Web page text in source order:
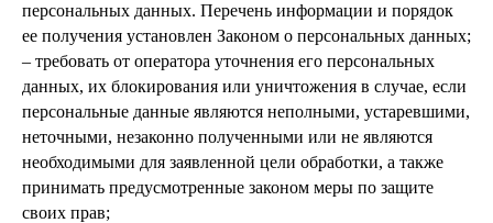
персональных данных. Перечень информации и порядок
ее получения установлен Законом о персональных данных;
– требовать от оператора уточнения его персональных
данных, их блокирования или уничтожения в случае, если
персональные данные являются неполными, устаревшими,
неточными, незаконно полученными или не являются
необходимыми для заявленной цели обработки, а также
принимать предусмотренные законом меры по защите
своих прав;